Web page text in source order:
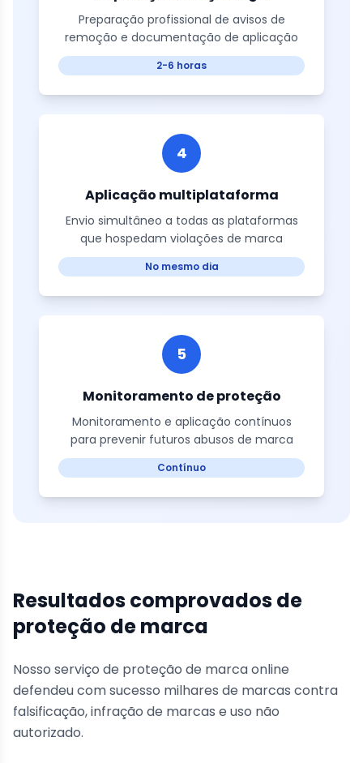
Preparação profissional de avisos de
remoção e documentação de aplicação
2-6 horas
4
Aplicação multiplataforma
Envio simultâneo a todas as plataformas
que hospedam violações de marca
No mesmo dia
5
Monitoramento de proteção
Monitoramento e aplicação contínuos
para prevenir futuros abusos de marca
Contínuo
Resultados comprovados de
proteção de marca
Nosso serviço de proteção de marca online
defendeu com sucesso milhares de marcas contra
falsificação, infração de marcas e uso não
autorizado.